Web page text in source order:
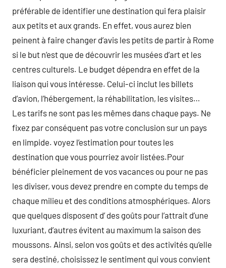
préférable de identifier une destination qui fera plaisir
aux petits et aux grands. En effet, vous aurez bien
peinent à faire changer d’avis les petits de partir à Rome
si le but n’est que de découvrir les musées d’art et les
centres culturels. Le budget dépendra en effet de la
liaison qui vous intéresse. Celui-ci inclut les billets
d’avion, l’hébergement, la réhabilitation, les visites…
Les tarifs ne sont pas les mêmes dans chaque pays. Ne
fixez par conséquent pas votre conclusion sur un pays
en limpide. voyez l’estimation pour toutes les
destination que vous pourriez avoir listées.Pour
bénéficier pleinement de vos vacances ou pour ne pas
les diviser, vous devez prendre en compte du temps de
chaque milieu et des conditions atmosphériques. Alors
que quelques disposent d’ des goûts pour l’attrait d’une
luxuriant, d’autres évitent au maximum la saison des
moussons. Ainsi, selon vos goûts et des activités qu’elle
sera destiné, choisissez le sentiment qui vous convient